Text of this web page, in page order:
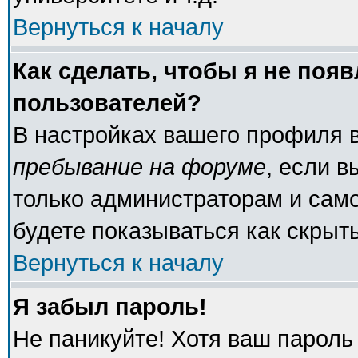
Вернуться к началу
Как сделать, чтобы я не
пользователей?
В настройках вашего
пребывание на форуме, если
только администраторам и
будете показываться как
Вернуться к началу
Я забыл пароль!
Не паникуйте! Хотя ваш